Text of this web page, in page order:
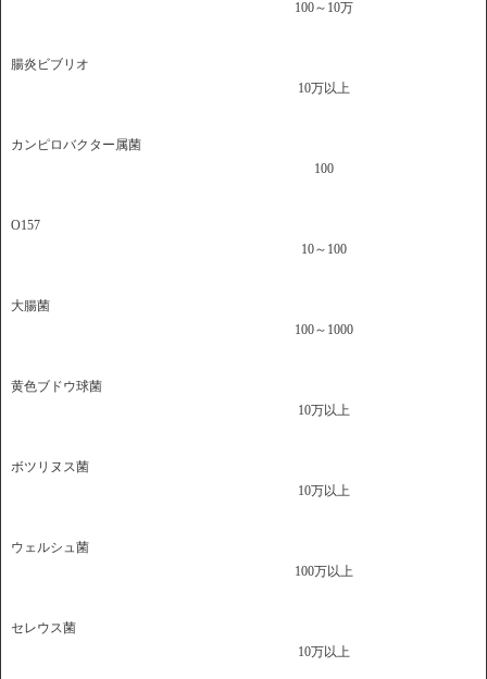
100～10万
腸炎ビブリオ
10万以上
カンピロバクター属菌
100
O157
10～100
大腸菌
100～1000
黄色ブドウ球菌
10万以上
ボツリヌス菌
10万以上
ウェルシュ菌
100万以上
セレウス菌
10万以上